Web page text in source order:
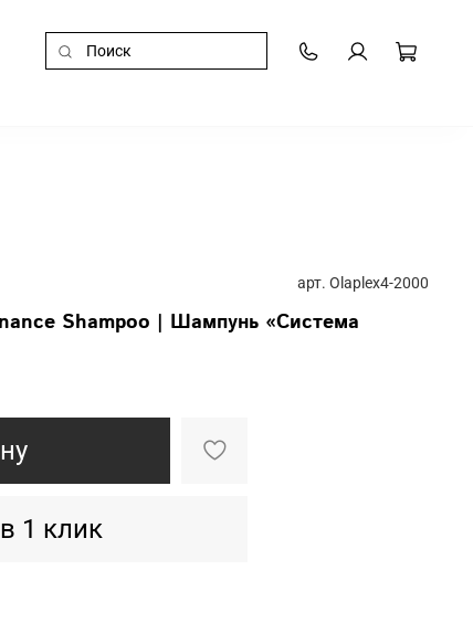
арт. Olaplex4-2000
Shampoo | Шампунь «Система
1 клик